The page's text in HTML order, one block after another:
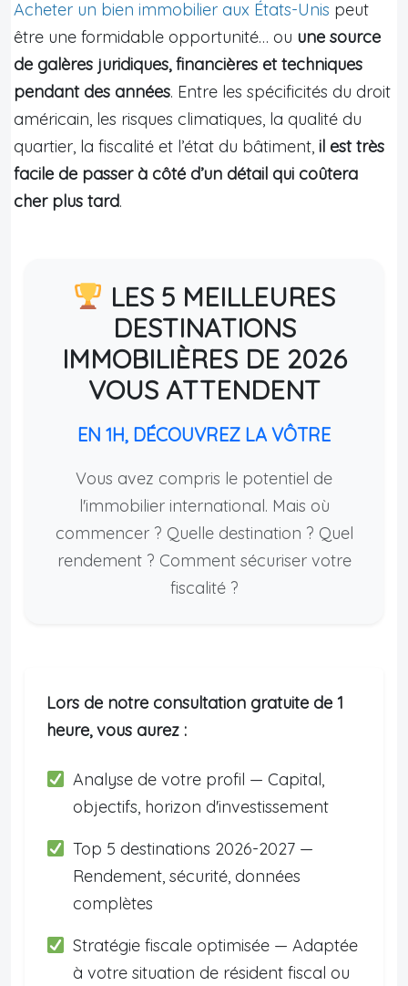
Acheter un bien immobilier aux États-Unis peut
être une formidable opportunité… ou une source
de galères juridiques, financières et techniques
pendant des années. Entre les spécificités du droit
américain, les risques climatiques, la qualité du
quartier, la fiscalité et l’état du bâtiment, il est très
facile de passer à côté d’un détail qui coûtera
cher plus tard.
LES 5 MEILLEURES
DESTINATIONS
IMMOBILIÈRES DE 2026
VOUS ATTENDENT
EN 1H, DÉCOUVREZ LA VÔTRE
Vous avez compris le potentiel de
l'immobilier international. Mais où
commencer ? Quelle destination ? Quel
rendement ? Comment sécuriser votre
fiscalité ?
Lors de notre consultation gratuite de 1
heure, vous aurez :
Analyse de votre profil — Capital,
objectifs, horizon d'investissement
Top 5 destinations 2026-2027 —
Rendement, sécurité, données
complètes
Stratégie fiscale optimisée — Adaptée
à votre situation de résident fiscal ou